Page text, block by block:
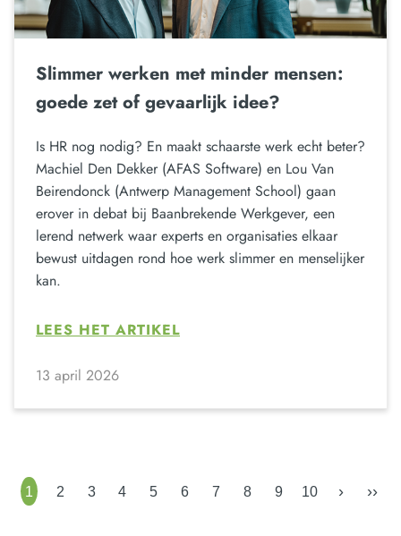
Slimmer werken met minder mensen:
goede zet of gevaarlijk idee?
Is HR nog nodig? En maakt schaarste werk echt beter?
Machiel Den Dekker (AFAS Software) en Lou Van
Beirendonck (Antwerp Management School) gaan
erover in debat bij Baanbrekende Werkgever, een
lerend netwerk waar experts en organisaties elkaar
bewust uitdagen rond hoe werk slimmer en menselijker
kan.
LEES HET ARTIKEL
13 april 2026
1 2 3 4 5 6 7 8 9 10 › ››